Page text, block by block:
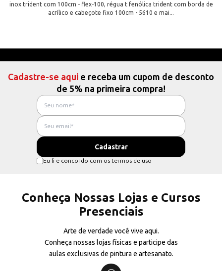
inox trident com 100cm - flex-100, régua t fenólica trident com borda de
acrílico e cabeçote fixo 100cm - 5610 e mai...
Cadastre-se aqui e receba um cupom de desconto
de 5% na primeira compra!
Eu li e concordo com os termos de uso
Conheça Nossas Lojas e Cursos
Presenciais
Arte de verdade você vive aqui.
Conheça nossas lojas físicas e participe das
aulas exclusivas de pintura e artesanato.